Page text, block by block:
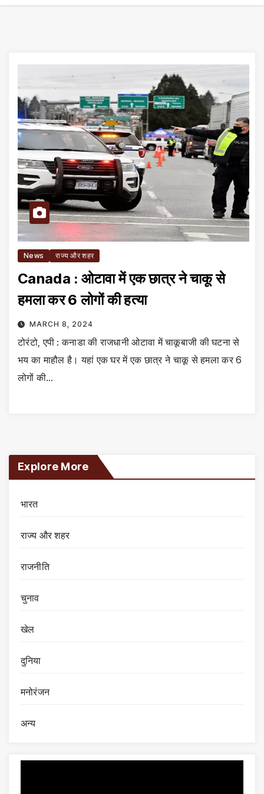
News राज्य और शहर
Canada : ओटावा में एक छात्र ने चाकू से
हमला कर 6 लोगों की हत्या
MARCH 8, 2024
टोरंटो, एपी : कनाडा की राजधानी ओटावा में चाकूबाजी की घटना से
भय का माहौल है। यहां एक घर में एक छात्र ने चाकू से हमला कर 6
लोगों की…
Explore More
भारत
राज्य और शहर
राजनीति
चुनाव
खेल
दुनिया
मनोरंजन
अन्य